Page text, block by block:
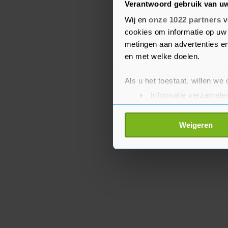
Verantwoord gebruik van
Wij en onze 1022 partners
cookies om informatie op
metingen aan advertenties
en met welke doelen.
Als u het toestaat, willen we
Informatie
Uw apparaat
Lees meer over hoe uw
Weigeren
konden ideeën indienen
denken zet over
klassen met het
gegaan. Van de